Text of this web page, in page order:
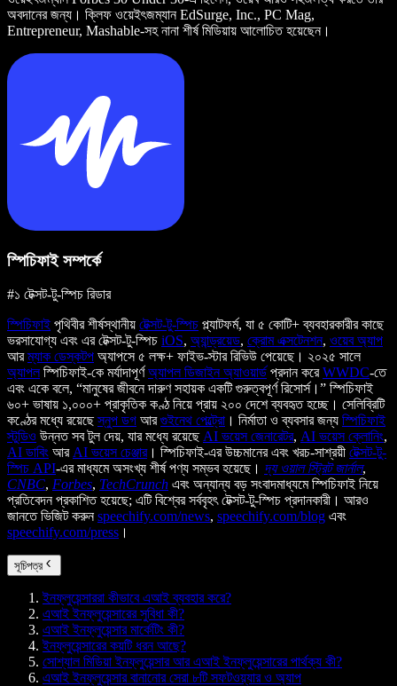
অবদানের জন্য। ক্লিফ ওয়েইৎজম্যান EdSurge, Inc., PC Mag,
Entrepreneur, Mashable-সহ নানা শীর্ষ মিডিয়ায় আলোচিত হয়েছেন।
স্পিচিফাই সম্পর্কে
#১ টেক্সট-টু-স্পিচ রিডার
স্পিচিফাই পৃথিবীর শীর্ষস্থানীয় টেক্সট-টু-স্পিচ প্ল্যাটফর্ম, যা ৫ কোটি+ ব্যবহারকারীর কাছে
ভরসাযোগ্য এবং এর টেক্সট-টু-স্পিচ iOS, অ্যান্ড্রয়েড, ক্রোম এক্সটেনশন, ওয়েব অ্যাপ
আরম্যাক ডেস্কটপ অ্যাপসে ৫ লক্ষ+ ফাইভ-স্টার রিভিউ পেয়েছে। ২০২৫ সালে
অ্যাপলস্পিচিফাই-কে মর্যাদাপূর্ণঅ্যাপল ডিজাইন অ্যাওয়ার্ড প্রদান করেWWDC-তে
এবং একে বলে, “মানুষের জীবনে দারুণ সহায়ক একটি গুরুত্বপূর্ণ রিসোর্স।” স্পিচিফাই
৬০+ ভাষায় ১,০০০+ প্রাকৃতিক কণ্ঠ নিয়ে প্রায় ২০০ দেশে ব্যবহৃত হচ্ছে। সেলিব্রিটি
কণ্ঠের মধ্যে রয়েছেস্নুপ ডগ আরগুইনেথ পেল্ট্রো । নির্মাতা ও ব্যবসার জন্য স্পিচিফাই
স্টুডিও উন্নত সব টুল দেয়, যার মধ্যে রয়েছে AI ভয়েস জেনারেটর, AI ভয়েস ক্লোনিং,
AI ডাবিং আর AI ভয়েস চেঞ্জার। স্পিচিফাই-এর উচ্চমানের এবং খরচ-সাশ্রয়ী টেক্সট-টু-
স্পিচ API-এর মাধ্যমে অসংখ্য শীর্ষ পণ্য সম্ভব হয়েছে। দ্য ওয়াল স্ট্রিট জার্নাল,
CNBC, Forbes, TechCrunch এবং অন্যান্য বড় সংবাদমাধ্যমে স্পিচিফাই নিয়ে
প্রতিবেদন প্রকাশিত হয়েছে; এটি বিশ্বের সর্ববৃহৎ টেক্সট-টু-স্পিচ প্রদানকারী। আরও
জানতে ভিজিট করুনspeechify.com/news, speechify.com/blog এবং
speechify.com/press ।
সূচিপত্র
ইনফ্লুয়েন্সাররা কীভাবে এআই ব্যবহার করে?
এআই ইনফ্লুয়েন্সারের সুবিধা কী?
এআই ইনফ্লুয়েন্সার মার্কেটিং কী?
ইনফ্লুয়েন্সারের কয়টি ধরন আছে?
সোশ্যাল মিডিয়া ইনফ্লুয়েন্সার আর এআই ইনফ্লুয়েন্সারের পার্থক্য কী?
এআই ইনফ্লুয়েন্সার বানানোর সেরা ৮টি সফটওয়্যার ও অ্যাপ